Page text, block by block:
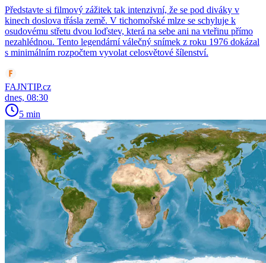
Představte si filmový zážitek tak intenzivní, že se pod diváky v
kinech doslova třásla země. V tichomořské mlze se schyluje k
osudovému střetu dvou loďstev, která na sebe ani na vteřinu přímo
nezahlédnou. Tento legendární válečný snímek z roku 1976 dokázal
s minimálním rozpočtem vyvolat celosvětové šílenství.
FAJNTIP.cz
dnes, 08:30
5 min